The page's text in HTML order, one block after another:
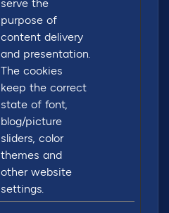
serve the
purpose of
content delivery
and presentation.
The cookies
keep the correct
state of font,
blog/picture
sliders, color
themes and
other website
settings.